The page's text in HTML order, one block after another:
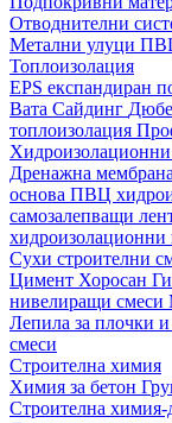
Отводнителни
Метални улуци
Топлоизолация
EPS експандиран
Вата Сайдинг
топлоизолация
Хидроизолационни
Дренажна
основа ПВЦ
самозалепващи
хидроизолационни
Сухи строителни
Цимент Хоросан
нивелиращи смеси
Лепила за плочки
смеси
Строителна химия
Химия за бетон
Строителна химия-